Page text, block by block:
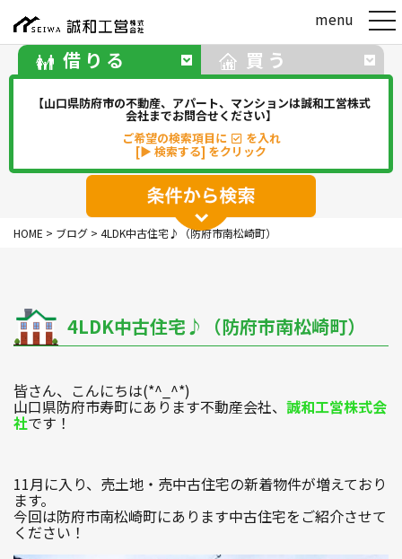
借りる 買う
【山口県防府市の不動産、アパート、マンションは誠和工営株式
会社までお問合せください】
ご希望の検索項目に
を入れ
[▶ 検索する] をクリック
アパート マンション
一戸建て
駐車場
事務所・店舗・倉庫
華浦 華城 牟礼
松崎
その他
4K以上
HOME > ブログ > 4LDK中古住宅♪（防府市南松崎町）
4LDK中古住宅♪（防府市南松崎町）
皆さん、こんにちは(*^_^*)
山口県防府市寿町にあります不動産会社、 誠和工営株式会
社です！
11月に入り、売土地・売中古住宅の新着物件が増えており
ます。
今回は防府市南松崎町にあります中古住宅をご紹介させて
ください！
menu t
o
g
l
i
g